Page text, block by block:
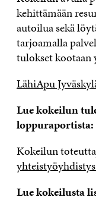
kehittämään
autoilua sekä
tarjoamalla
tulokset kootaan
LähiApu
Lue kokeilun
loppuraportista:
Kokeilun
Lue kokeilusta